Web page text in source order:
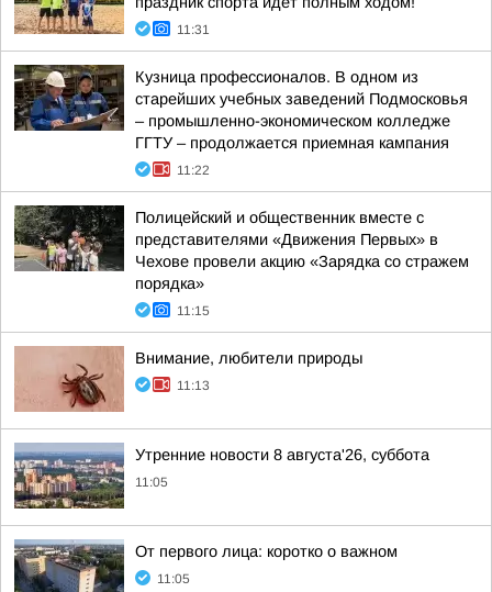
11:31
Кузница профессионалов. В одном из
старейших учебных заведений Подмосковья
– промышленно-экономическом колледже
ГГТУ – продолжается приемная кампания
11:22
Полицейский и общественник вместе с
представителями «Движения Первых» в
Чехове провели акцию «Зарядка со стражем
порядка»
11:15
Внимание, любители природы
11:13
Утренние новости 8 августа'26, суббота
11:05
От первого лица: коротко о важном
11:05